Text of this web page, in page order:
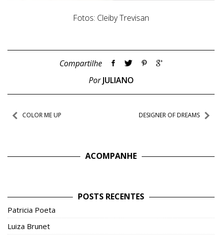
Fotos: Cleiby Trevisan
Compartilhe
PorJULIANO
Navegação
COLOR ME UP DESIGNER OF DREAMS
ACOMPANHE
POSTS RECENTES
Patricia Poeta
Luiza Brunet